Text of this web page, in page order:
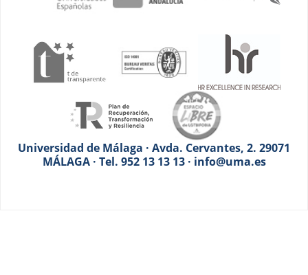
Universidad de Málaga · Avda. Cervantes, 2. 29071
MÁLAGA · Tel. 952 13 13 13 · info@uma.es